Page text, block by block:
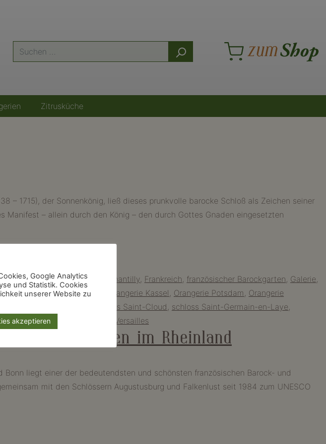
Suche
nach:
Zitrusküche
– 1715), der Sonnenkönig, ließ dieses prunkvolle barocke Schloß als Zeichen seiner
– allein durch den König – den durch Gottes Gnaden eingesetzten
,Barock, Barockgarten Chantilly, Frankreich, französischer Barockgarten, Galerie,
,Ludwig XIV.,Orangerie Orangerie Kassel , Orangerie Potsdam , Orangerie
schloss Saint-Cloud , schloss Saint-Germain-en-Laye,
,Versailler Orangerie Versailles
Garten im Rheinland
liegt einer der bedeutendsten und schönsten französischen Barock- und
mit den Schlössern Augustusburg und Falkenlust seit 1984 zum UNESCO
Google Analytics
und Statistik. Cookies
unserer Website zu
akzeptieren